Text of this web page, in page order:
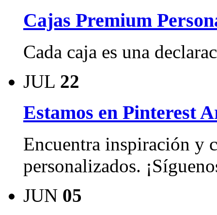
Cajas Premium
Cada caja es una
JUL 22
Estamos en Pinterest
Encuentra inspiración y
personalizados.
JUN 05